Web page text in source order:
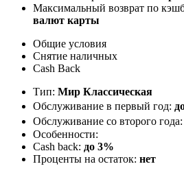
Максимальный возврат по
валют карты
Общие условия
Снятие наличных
Cash Back
Тип: Мир Классическая
Обслуживание в первый год:
Обслуживание со второго года:
Особенности:
Cash back: до 3%
Проценты на остаток: нет